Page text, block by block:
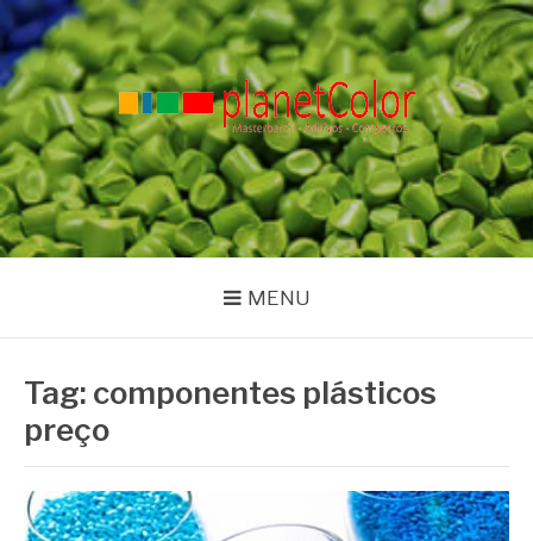
Pular
para
o
conteúdo
PLANET COLOR
Blog
MENU
Tag: componentes plásticos
preço